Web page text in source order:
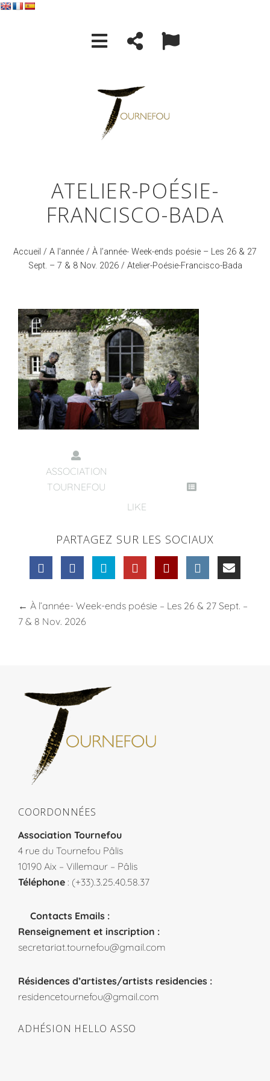
ATELIER-POÉSIE-
FRANCISCO-BADA
Accueil / A l'année / À l’année- Week-ends poésie – Les 26 & 27
Sept. – 7 & 8 Nov. 2026/ Atelier-Poésie-Francisco-Bada
ASSOCIATION
TOURNEFOU
LIKE
PARTAGEZ SUR LES SOCIAUX
← À l’année- Week-ends poésie – Les 26 & 27 Sept. –
7 & 8 Nov. 2026
COORDONNÉES
Association Tournefou
4 rue du Tournefou Pâlis
10190 Aix – Villemaur – Pâlis
Téléphone : (+33).3.25.40.58.37
Contacts Emails :
Renseignement et inscription :
secretariat.tournefou@gmail.com
Résidences d’artistes/artists residencies :
residencetournefou@gmail.com
ADHÉSION HELLO ASSO